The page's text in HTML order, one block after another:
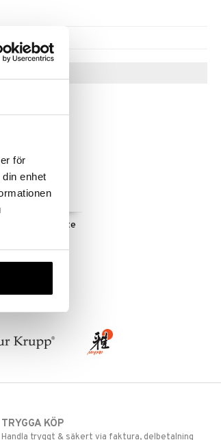
för
enhet
WC borste
TRYGGA KÖP
Handla tryggt & säkert via faktura, delbetalning